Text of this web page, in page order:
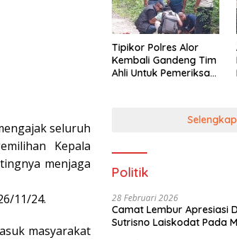
seluruh
Kepala
menjaga
11/24.
masyarakat
Tipikor Polres Alor
Kembali Gandeng Tim
Ahli Untuk Pemeriksa
Politik
28 Februari 2026
Camat Lembur Apresiasi
Sutrisno